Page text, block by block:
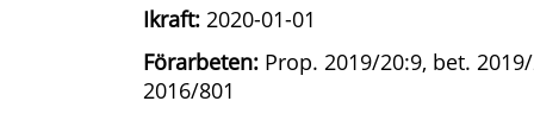
Ikraft: 2020-01-01
Förarbeten: Prop. 2019/20:9, bet.
2016/801